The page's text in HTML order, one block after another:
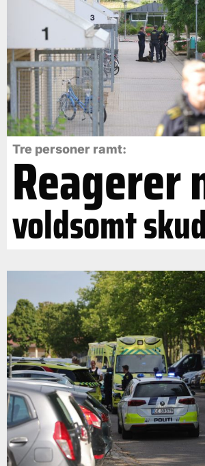
Tre personer ramt:
Reagerer
voldsomt